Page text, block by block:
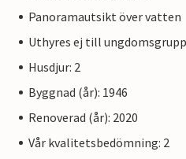
Panoramautsikt över vatten
Uthyres ej till
Husdjur: 2
Byggnad (år): 1946
Renoverad (år): 2020
Vår kvalitetsbedömning: 2